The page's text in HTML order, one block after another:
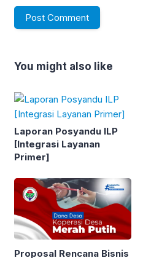
You might also like
Laporan Posyandu ILP
[Integrasi Layanan
Primer]
Proposal Rencana Bisnis